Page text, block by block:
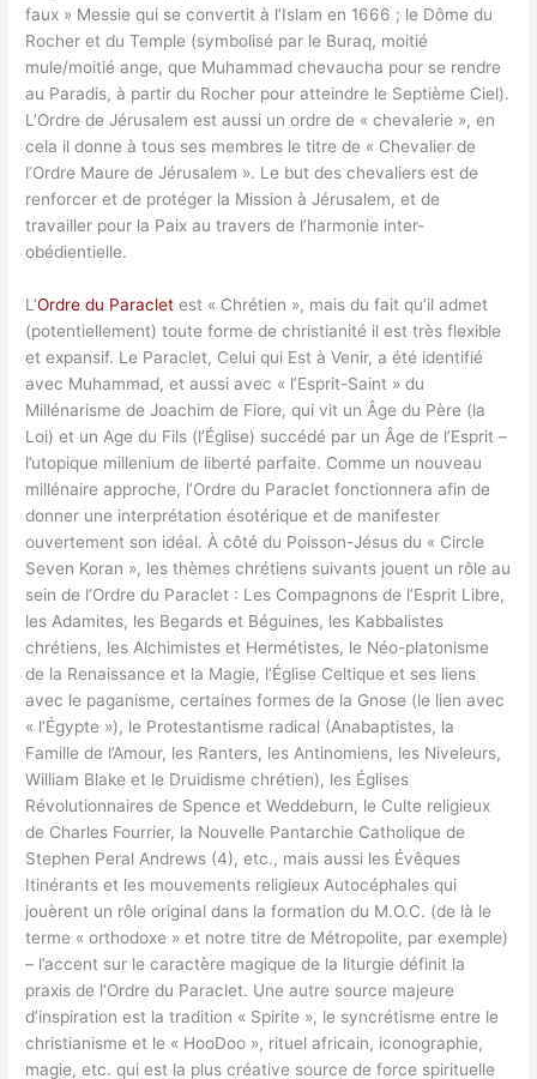
faux » Messie qui se convertit à l’Islam en 1666 ; le Dôme du
Rocher et du Temple (symbolisé par le Buraq, moitié
mule/moitié ange, que Muhammad chevaucha pour se rendre
au Paradis, à partir du Rocher pour atteindre le Septième Ciel).
L’Ordre de Jérusalem est aussi un ordre de « chevalerie », en
cela il donne à tous ses membres le titre de « Chevalier de
l’Ordre Maure de Jérusalem ». Le but des chevaliers est de
renforcer et de protéger la Mission à Jérusalem, et de
travailler pour la Paix au travers de l’harmonie inter-
obédientielle.
L’Ordre du Paraclet est « Chrétien », mais du fait qu’il admet
(potentiellement) toute forme de christianité il est très flexible
et expansif. Le Paraclet, Celui qui Est à Venir, a été identifié
avec Muhammad, et aussi avec « l’Esprit-Saint » du
Millénarisme de Joachim de Fiore, qui vit un Âge du Père (la
Loi) et un Age du Fils (l’Église) succédé par un Âge de l’Esprit –
l’utopique millenium de liberté parfaite. Comme un nouveau
millénaire approche, l’Ordre du Paraclet fonctionnera afin de
donner une interprétation ésotérique et de manifester
ouvertement son idéal. À côté du Poisson-Jésus du « Circle
Seven Koran », les thèmes chrétiens suivants jouent un rôle au
sein de l’Ordre du Paraclet : Les Compagnons de l’Esprit Libre,
les Adamites, les Begards et Béguines, les Kabbalistes
chrétiens, les Alchimistes et Hermétistes, le Néo-platonisme
de la Renaissance et la Magie, l’Église Celtique et ses liens
avec le paganisme, certaines formes de la Gnose (le lien avec
« l’Égypte »), le Protestantisme radical (Anabaptistes, la
Famille de l’Amour, les Ranters, les Antinomiens, les Niveleurs,
William Blake et le Druidisme chrétien), les Églises
Révolutionnaires de Spence et Weddeburn, le Culte religieux
de Charles Fourrier, la Nouvelle Pantarchie Catholique de
Stephen Peral Andrews (4), etc., mais aussi les Évêques
Itinérants et les mouvements religieux Autocéphales qui
jouèrent un rôle original dans la formation du M.O.C. (de là le
terme « orthodoxe » et notre titre de Métropolite, par exemple)
– l’accent sur le caractère magique de la liturgie définit la
praxis de l’Ordre du Paraclet. Une autre source majeure
d’inspiration est la tradition « Spirite », le syncrétisme entre le
christianisme et le « HooDoo », rituel africain, iconographie,
magie, etc. qui est la plus créative source de force spirituelle